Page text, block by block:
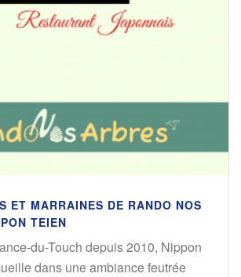
ET MARRAINES DE RANDO NOS
TEIEN
du-Touch depuis 2010, Nippon
dans une ambiance feutrée